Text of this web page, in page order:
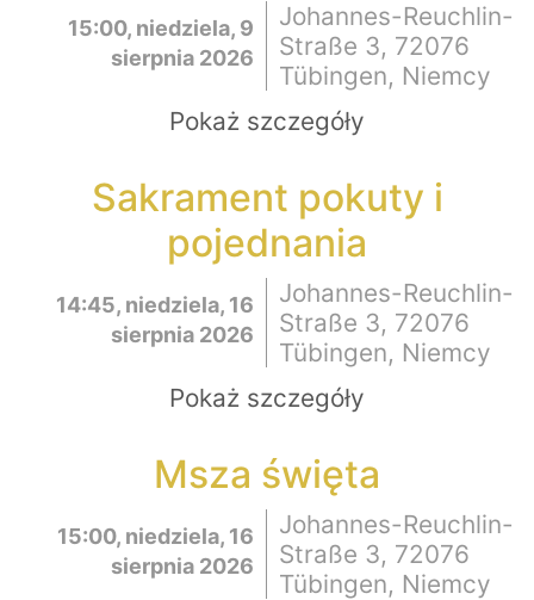
15:00, niedziela, 9
sierpnia 2026
Johannes-Reuchlin-
Straße 3, 72076
Tübingen, Niemcy
Pokaż szczegóły
Sakrament pokuty i
pojednania
14:45, niedziela, 16
sierpnia 2026
Johannes-Reuchlin-
Straße 3, 72076
Tübingen, Niemcy
Pokaż szczegóły
Msza święta
15:00, niedziela, 16
sierpnia 2026
Johannes-Reuchlin-
Straße 3, 72076
Tübingen, Niemcy